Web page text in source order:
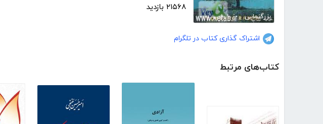
بزرگنمایی
۲۱۵۶۸ بازدید
اشتراک گذاری کتاب در تلگرام
کتاب‌های مرتبط